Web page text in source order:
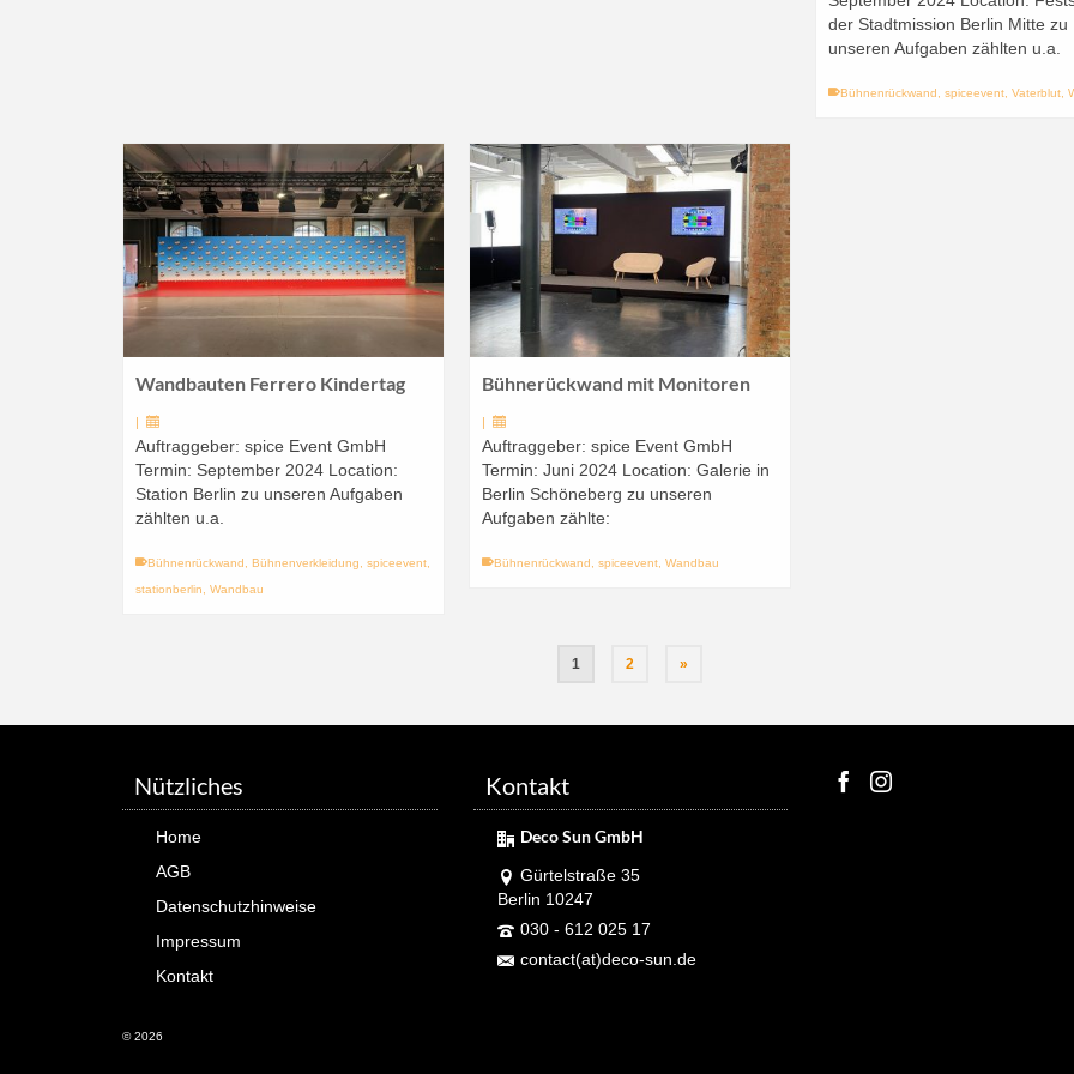
der Stadtmission Berlin Mitte zu
unseren Aufgaben zählten u.a.
Bühnenrückwand ,spiceevent ,Vaterblut ,
Wandbauten Ferrero Kindertag
Auftraggeber: spice Event GmbH
Termin: September 2024 Location:
Station Berlin zu unseren Aufgaben
zählten u.a.
Bühnenrückwand , Bühnenverkleidung, spiceevent,
stationberlin, Wandbau
Bühnerückwand mit Monitoren
Auftraggeber: spice Event GmbH
Termin: Juni 2024 Location: Galerie in
Berlin Schöneberg zu unseren
Aufgaben zählte:
Bühnenrückwand ,spiceevent,Wandbau
1 2 »
Nützliches
Home
AGB
Datenschutzhinweise
Impressum
Kontakt
Kontakt
Deco Sun GmbH
Gürtelstraße 35
Berlin 10247
030 - 612 025 17
contact(at)deco-sun.de
© 2026